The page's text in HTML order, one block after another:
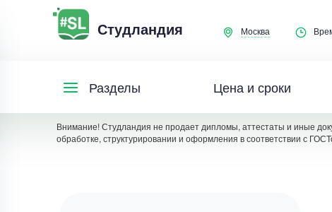
Студландия Москва
Разделы Цена и сроки
Внимание! Студландия не продает дипломы, аттестаты и иные
обработке, структурировании и оформления в соответствии с